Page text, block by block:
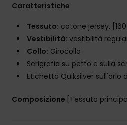
Caratteristiche
Tessuto: cotone jersey,
Vestibilità: vestibilità
Collo: Girocollo
Serigrafia su petto e sulla
Etichetta Quiksilver sull'orlo
Composizione [Tessuto